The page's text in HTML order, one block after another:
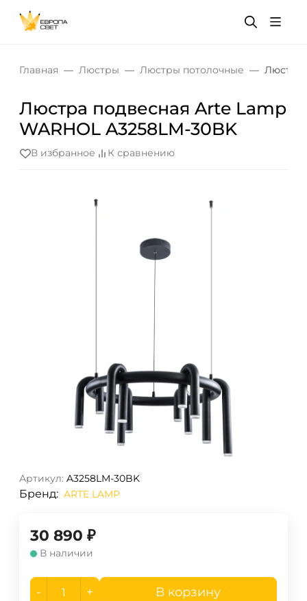
Главная Люстры Люстры потолочные Люстра
Люстра подвесная Arte Lamp
WARHOL A3258LM-30BK
В избранное К сравнению
Артикул: A3258LM-30BK
Бренд: ARTE LAMP
30 890 ₽
В наличии
- + В корзину